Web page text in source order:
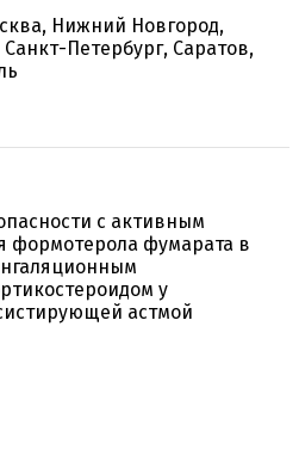
Нижний Новгород,
Петербург, Саратов,
с активным
формотерола фумарата в
у
астмой